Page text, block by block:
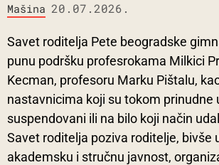
Mašina 20.07.2026.
Savet roditelja Pete beogradske
punu podršku profesrokama Milkici
Kecman, profesoru Marku Pištalu,
nastavnicima koji su tokom prinudne
suspendovani ili na bilo koji način
Savet roditelja poziva roditelje, bivše
akademsku i stručnu javnost,